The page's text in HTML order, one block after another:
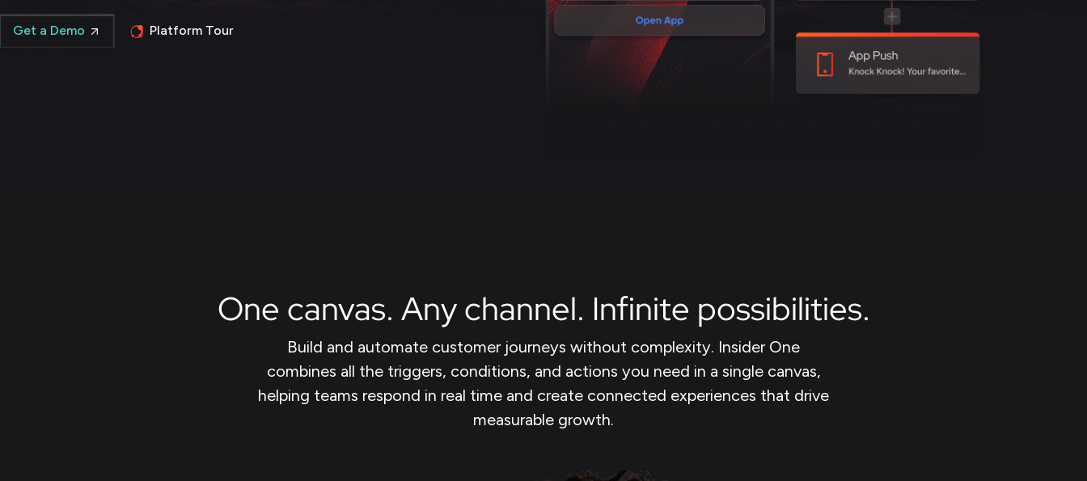
Get a Demo Platform Tour
One canvas. Any channel. Infinite possibilities.
Build and automate customer journeys without complexity. Insider One
combines all the triggers, conditions, and actions you need in a single canvas,
helping teams respond in real time and create connected experiences that drive
measurable growth.